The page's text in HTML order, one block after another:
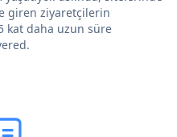
giren ziyaretçilerin
kat daha uzun süre